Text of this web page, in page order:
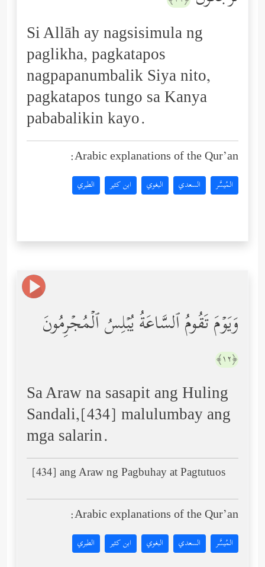
Si Allāh ay nagsisimula ng
paglikha, pagkatapos
nagpapanumbalik Siya nito,
pagkatapos tungo sa Kanya
pababalikin kayo.
Arabic explanations of the Qur’an:
المُيسَّر السعدي البغوي ابن كثير الطبري
وَیَوۡمَ تَقُومُ ٱلسَّاعَةُ یُبۡلِسُ ٱلۡمُجۡرِمُونَ
﴿١٢﴾
Sa Araw na sasapit ang Huling
Sandali,[434] malulumbay ang
mga salarin.
[434] ang Araw ng Pagbuhay at Pagtutuos
Arabic explanations of the Qur’an:
المُيسَّر السعدي البغوي ابن كثير الطبري